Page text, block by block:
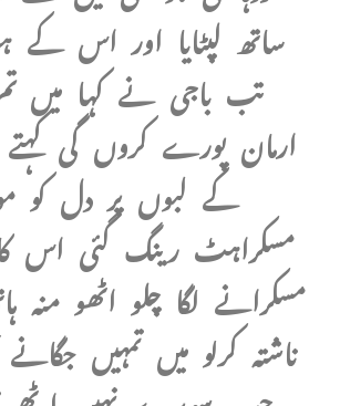
ساتھ لپٹایا اور اس
تب باجی نے کہا میں
ارمان پورے کروں گی
کے لبوں پر دل کو
مسکراہٹ رینگ گئی اس
مسکرانے لگا چلو اٹھو
ناشتہ کرلو میں تمہیں